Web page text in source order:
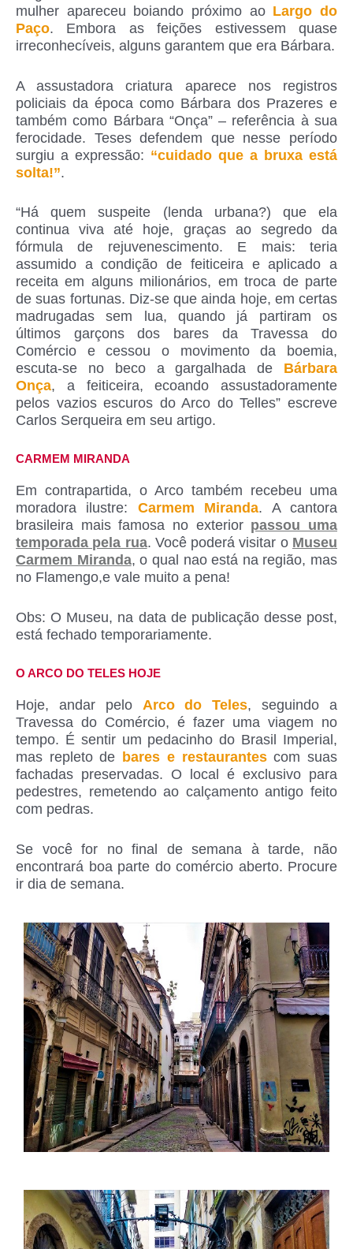
mulher apareceu boiando próximo ao Largo do
Paço. Embora as feições estivessem quase
irreconhecíveis, alguns garantem que era Bárbara.
A assustadora criatura aparece nos registros
policiais da época como Bárbara dos Prazeres e
também como Bárbara “Onça” – referência à sua
ferocidade. Teses defendem que nesse período
surgiu a expressão: “cuidado que a bruxa está
solta!”.
“Há quem suspeite (lenda urbana?) que ela
continua viva até hoje, graças ao segredo da
fórmula de rejuvenescimento. E mais: teria
assumido a condição de feiticeira e aplicado a
receita em alguns milionários, em troca de parte
de suas fortunas. Diz-se que ainda hoje, em certas
madrugadas sem lua, quando já partiram os
últimos garçons dos bares da Travessa do
Comércio e cessou o movimento da boemia,
escuta-se no beco a gargalhada de Bárbara
Onça, a feiticeira, ecoando assustadoramente
pelos vazios escuros do Arco do Telles” escreve
Carlos Serqueira em seu artigo.
CARMEM MIRANDA
Em contrapartida, o Arco também recebeu uma
moradora ilustre: Carmem Miranda. A cantora
brasileira mais famosa no exterior passou uma
temporada pela rua. Você poderá visitar o Museu
Carmem Miranda, o qual nao está na região, mas
no Flamengo,e vale muito a pena!
Obs: O Museu, na data de publicação desse post,
está fechado temporariamente.
O ARCO DO TELES HOJE
Hoje, andar pelo Arco do Teles, seguindo a
Travessa do Comércio, é fazer uma viagem no
tempo. É sentir um pedacinho do Brasil Imperial,
mas repleto de bares e restaurantescom suas
fachadas preservadas. O local é exclusivo para
pedestres, remetendo ao calçamento antigo feito
com pedras.
Se você for no final de semana à tarde, não
encontrará boa parte do comércio aberto. Procure
ir dia de semana.